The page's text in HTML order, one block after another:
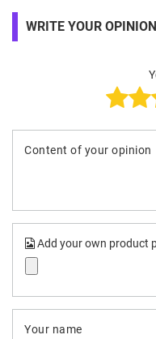
WRITE YOUR OPINION
Content of your opinion
Add your own product
Your name